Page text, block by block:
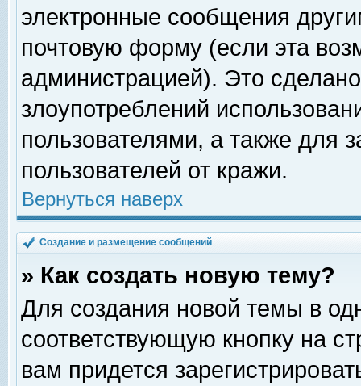
электронные сообщения
почтовую форму (если эта
администрацией). Это
злоупотреблений
пользователями, а также для
пользователей от кражи.
Вернуться наверх
Создание и размещение сообщений
» Как создать новую тему?
Для создания новой темы в
соответствующую кнопку на
вам придется